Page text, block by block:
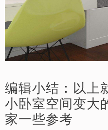
编辑小结：以上
小卧室空间变大
家一些参考